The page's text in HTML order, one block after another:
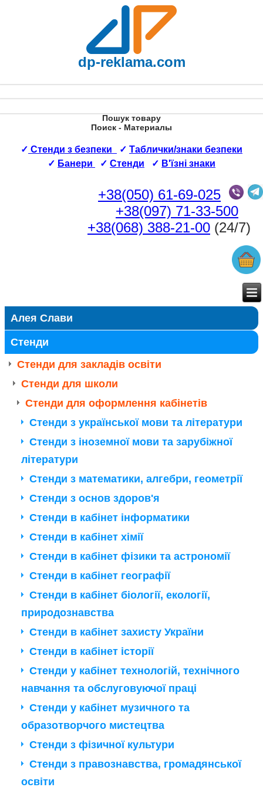
dp-reklama.com
Пошук товару
Поиск - Материалы
✓ Стенди з безпеки ✓ Таблички/знаки безпеки
✓ Банери ✓ Стенди ✓ В'їзні знаки
+38(050) 61-69-025
+38(097) 71-33-500
+38(068) 388-21-00 (24/7)
Алея Слави
Стенди
Стенди для закладів освіти
Стенди для школи
Стенди для оформлення кабінетів
Стенди з української мови та літератури
Стенди з іноземної мови та зарубіжної
літератури
Стенди з математики, алгебри, геометрії
Стенди з основ здоров'я
Стенди в кабінет інформатики
Стенди в кабінет хімії
Стенди в кабінет фізики та астрономії
Стенди в кабінет географії
Стенди в кабінет біології, екології,
природознавства
Стенди в кабінет захисту України
Стенди в кабінет історії
Стенди у кабінет технологій, технічного
навчання та обслуговуючої праці
Стенди у кабінет музичного та
образотворчого мистецтва
Стенди з фізичної культури
Стенди з правознавства, громадянської
освіти